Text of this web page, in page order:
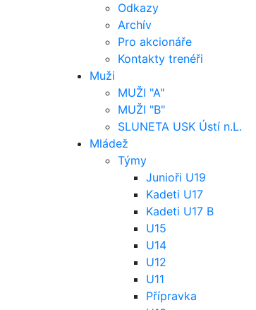
Odkazy
Archív
Pro akcionáře
Kontakty trenéři
Muži
MUŽI "A"
MUŽI "B"
SLUNETA USK Ústí n.L.
Mládež
Týmy
Junioři U19
Kadeti U17
Kadeti U17 B
U15
U14
U12
U11
Přípravka